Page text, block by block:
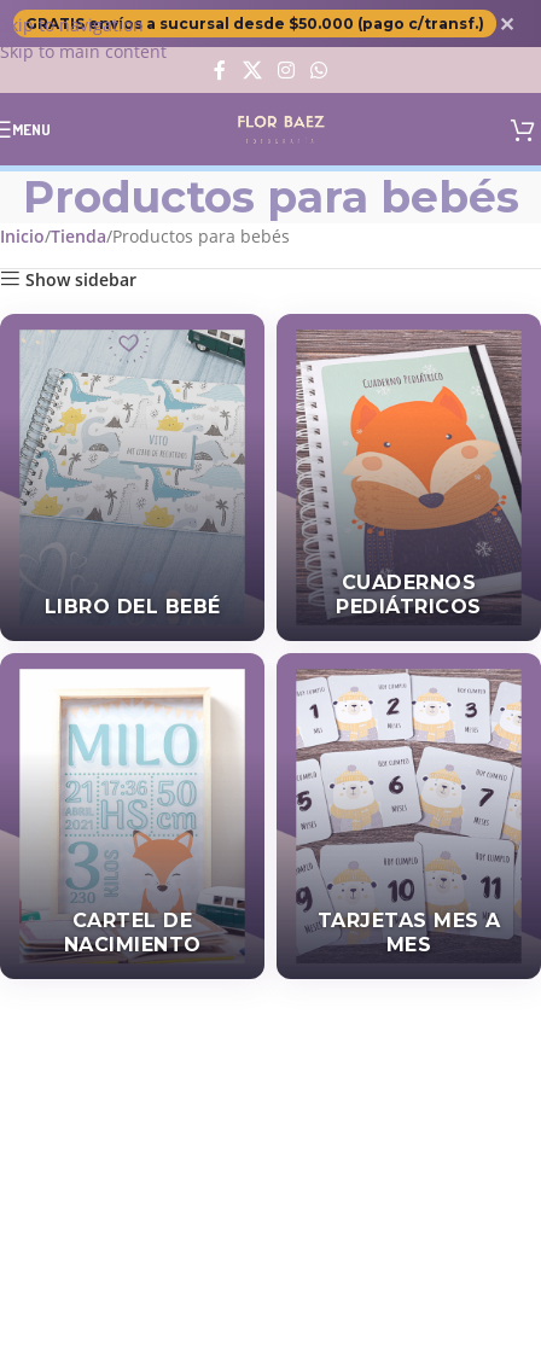
Skip to navigation
Skip to main content
GRATIS envíos a sucursal desde $50.000 (pago c/transf.) ✕
MENU
Productos para bebés
Inicio Tienda Productos para bebés
Show sidebar
LIBRO DEL BEBÉ
CUADERNOS
PEDIÁTRICOS
CARTEL DE
NACIMIENTO
TARJETAS MES A
MES